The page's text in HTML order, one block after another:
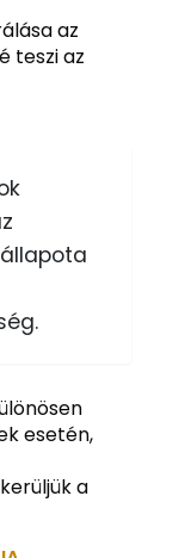
az
teszi az
esetén,
a